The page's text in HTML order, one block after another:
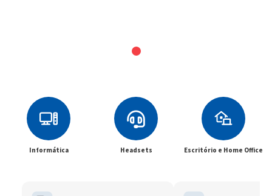
Informática Headsets Escritório e Home Office